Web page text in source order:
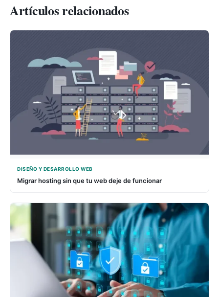
Artículos relacionados
DISEÑO Y DESARROLLO WEB
Migrar hosting sin que tu web deje de funcionar